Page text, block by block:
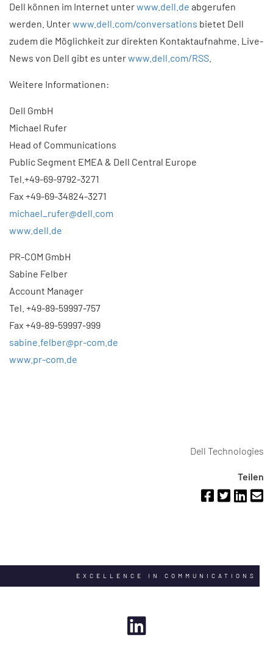
Dell können im Internet unterwww.dell.de abgerufen
werden. Unterwww.dell.com/conversations bietet Dell
zudem die Möglichkeit zur direkten Kontaktaufnahme. Live-
News von Dell gibt es unterwww.dell.com/RSS
Weitere Informationen:
Dell GmbH
Michael Rufer
Head of Communications
Public Segment EMEA & Dell Central Europe
Tel.+49-69-9792-3271
Fax +49-69-34824-3271
michael_rufer@dell.com
www.dell.de
PR-COM GmbH
Sabine Felber
Account Manager
Tel. +49-89-59997-757
Fax +49-89-59997-999
sabine.felber@pr-com.de
www.pr-com.de
Dell Technologies
Teilen
EXCELLENCE IN COMMUNICATIONS